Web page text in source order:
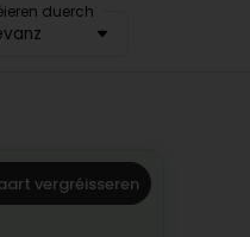
duerch
vergréisseren